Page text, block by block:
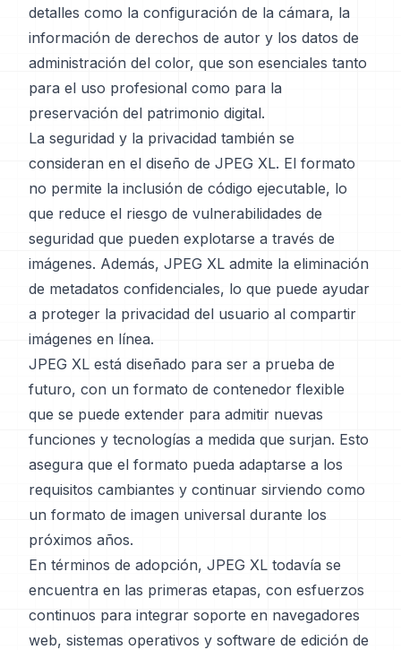
detalles como la configuración de la cámara, la
información de derechos de autor y los datos de
administración del color, que son esenciales tanto
para el uso profesional como para la
preservación del patrimonio digital.
La seguridad y la privacidad también se
consideran en el diseño de JPEG XL. El formato
no permite la inclusión de código ejecutable, lo
que reduce el riesgo de vulnerabilidades de
seguridad que pueden explotarse a través de
imágenes. Además, JPEG XL admite la eliminación
de metadatos confidenciales, lo que puede ayudar
a proteger la privacidad del usuario al compartir
imágenes en línea.
JPEG XL está diseñado para ser a prueba de
futuro, con un formato de contenedor flexible
que se puede extender para admitir nuevas
funciones y tecnologías a medida que surjan. Esto
asegura que el formato pueda adaptarse a los
requisitos cambiantes y continuar sirviendo como
un formato de imagen universal durante los
próximos años.
En términos de adopción, JPEG XL todavía se
encuentra en las primeras etapas, con esfuerzos
continuos para integrar soporte en navegadores
web, sistemas operativos y software de edición de